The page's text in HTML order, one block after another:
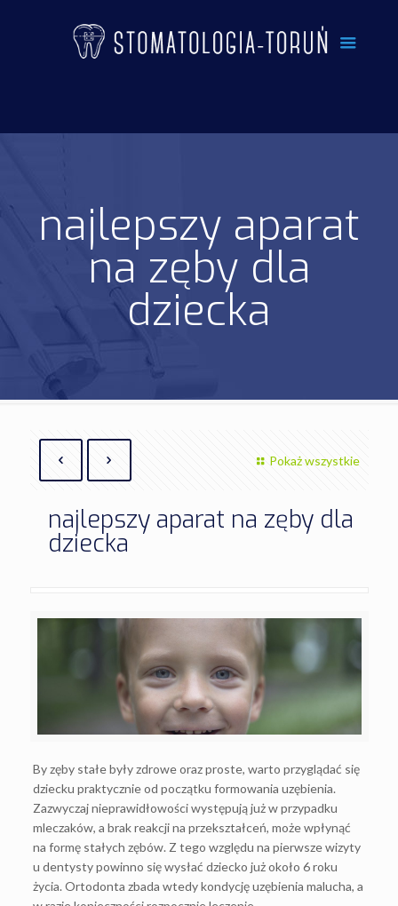
najlepszy aparat
na zęby dla
dziecka
Pokaż wszystkie
najlepszy aparat na zęby dla
dziecka
By zęby stałe były zdrowe oraz proste, warto przyglądać się
dziecku praktycznie od początku formowania uzębienia.
Zazwyczaj nieprawidłowości występują już w przypadku
mleczaków, a brak reakcji na przekształceń, może wpłynąć
na formę stałych zębów. Z tego względu na pierwsze wizyty
u dentysty powinno się wysłać dziecko już około 6 roku
życia. Ortodonta zbada wtedy kondycję uzębienia malucha, a